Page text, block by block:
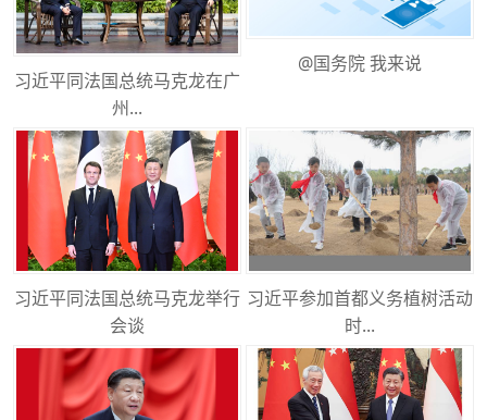
习近平同法国总统马克龙在广
州...
@国务院 我来说
习近平同法国总统马克龙举行
会谈
习近平参加首都义务植树活动
时...